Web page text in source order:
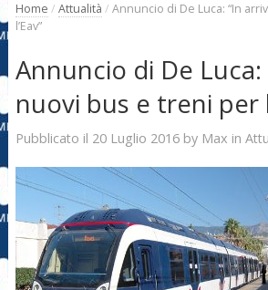
Home / Attualità / Annuncio di De Luca: “In
l’Eav”
Annuncio di De Luca:
nuovi bus e treni per
Pubblicato il 20 Luglio 2016by Max in